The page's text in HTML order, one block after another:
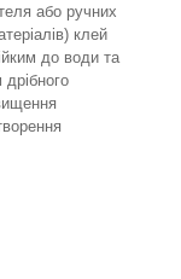
або ручних
клей
до води та